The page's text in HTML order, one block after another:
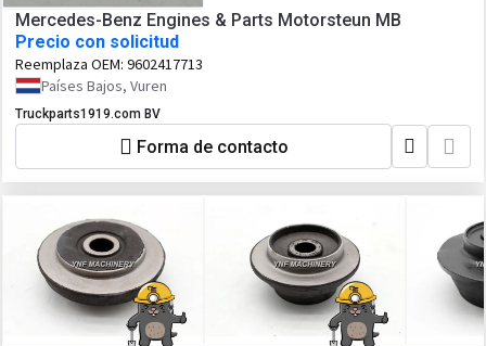
Mercedes-Benz Engines & Parts Motorsteun MB
Precio con solicitud
Reemplaza OEM: 9602417713
Países Bajos, Vuren
Truckparts1919.com BV
Forma de contacto